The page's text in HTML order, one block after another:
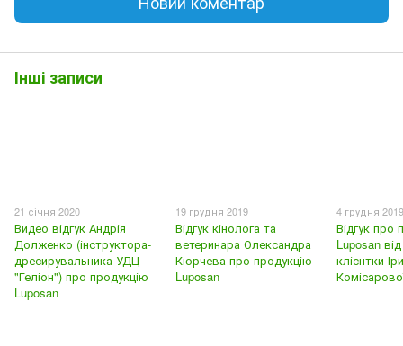
Інші записи
21 січня 2020
Видео відгук Андрія
Долженко (інструктора-
дресирувальника УДЦ
"Геліон") про продукцію
Luposan
19 грудня 2019
Відгук кінолога та
ветеринара Олександра
Кюрчева про продукцію
Luposan
4 грудня
Відгук про
Luposan
клієнтки